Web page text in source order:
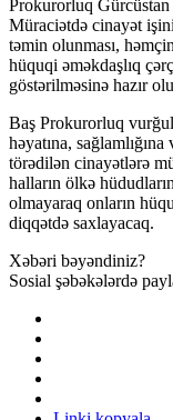
Prokurorluq
Müraciətdə cinayət
təmin olunması,
hüquqi əməkdaşlıq
göstərilməsinə hazır
Baş Prokurorluq
həyatına,
törədilən cinayətlərə
halların ölkə
olmayaraq onların
diqqətdə saxlayacaq.
Xəbəri bəyəndiniz?
Sosial şəbəkələrdə